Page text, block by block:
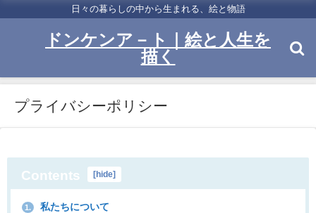
日々の暮らしの中から生まれる、絵と物語
ドンケンア－ト｜絵と人生を
描く
プライバシーポリシー
Contents [hide]
1. 私たちについて